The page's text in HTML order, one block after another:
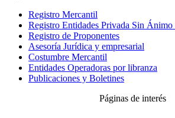
Registro Mercantil
Registro Entidades Privada Sin
Registro de Proponentes
Asesoría Jurídica y empresarial
Costumbre Mercantil
Entidades Operadoras por libranza
Publicaciones y Boletines
Páginas de interés